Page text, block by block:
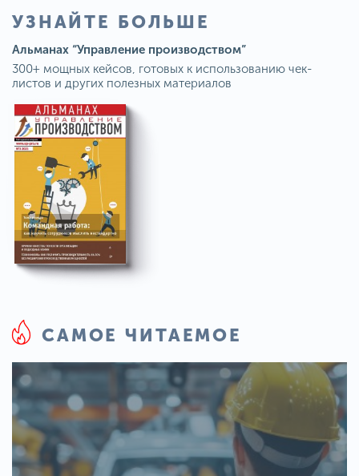
УЗНАЙТЕ БОЛЬШЕ
Альманах “Управление производством”
300+ мощных кейсов, готовых к использованию чек-
листов и других полезных материалов
САМОЕ ЧИТАЕМОЕ